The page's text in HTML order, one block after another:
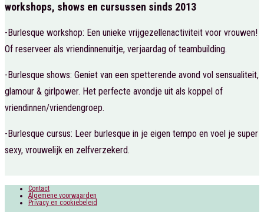
workshops, shows en cursussen sinds 2013
-Burlesque workshop: Een unieke vrijgezellenactiviteit voor vrouwen!
Of reserveer als vriendinnenuitje, verjaardag of teambuilding.
-Burlesque shows: Geniet van een spetterende avond vol sensualiteit,
glamour & girlpower. Het perfecte avondje uit als koppel of
vriendinnen/vriendengroep.
-Burlesque cursus: Leer burlesque in je eigen tempo en voel je super
sexy, vrouwelijk en zelfverzekerd.
Contact
Algemene voorwaarden
Privacy en cookiebeleid